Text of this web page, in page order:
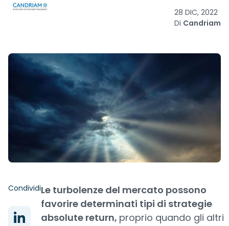
28 DIC, 2022
Di Candriam
CondividiLe turbolenze del mercato possono
favorire determinati tipi di strategie
absolute return, proprio quando gli altri